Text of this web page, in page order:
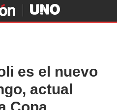
es el nuevo
actual